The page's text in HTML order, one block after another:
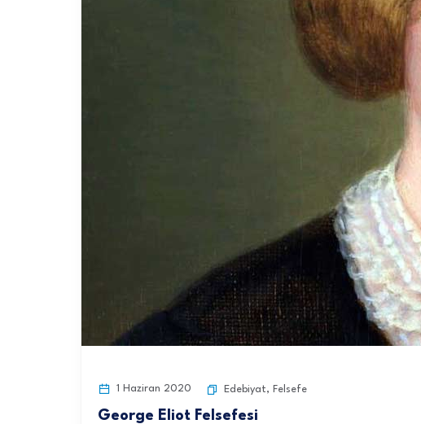
1 Haziran 2020 Edebiyat, Felsefe
George Eliot Felsefesi